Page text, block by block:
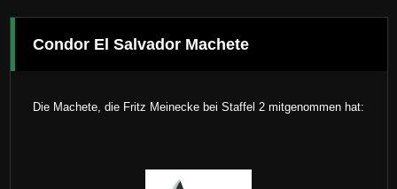
Condor El Salvador Machete
Die Machete, die Fritz Meinecke bei Staffel 2 mitgenommen hat: